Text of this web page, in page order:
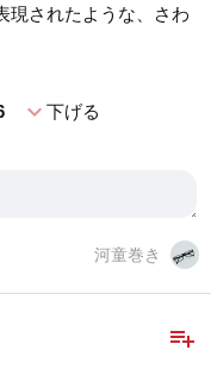
現されたような、さわ
expand_more下げる
河童巻き
playlist_add